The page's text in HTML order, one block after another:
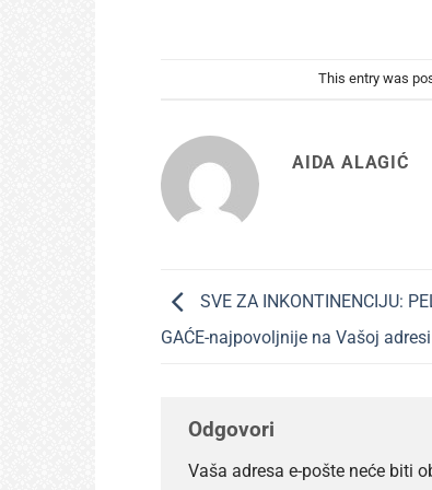
This entry was
AIDA ALAGIĆ
SVE ZA INKONTINENCIJU:
GAĆE-najpovoljnije na Vašoj adresi
Odgovori
Vaša adresa e-pošte neće biti